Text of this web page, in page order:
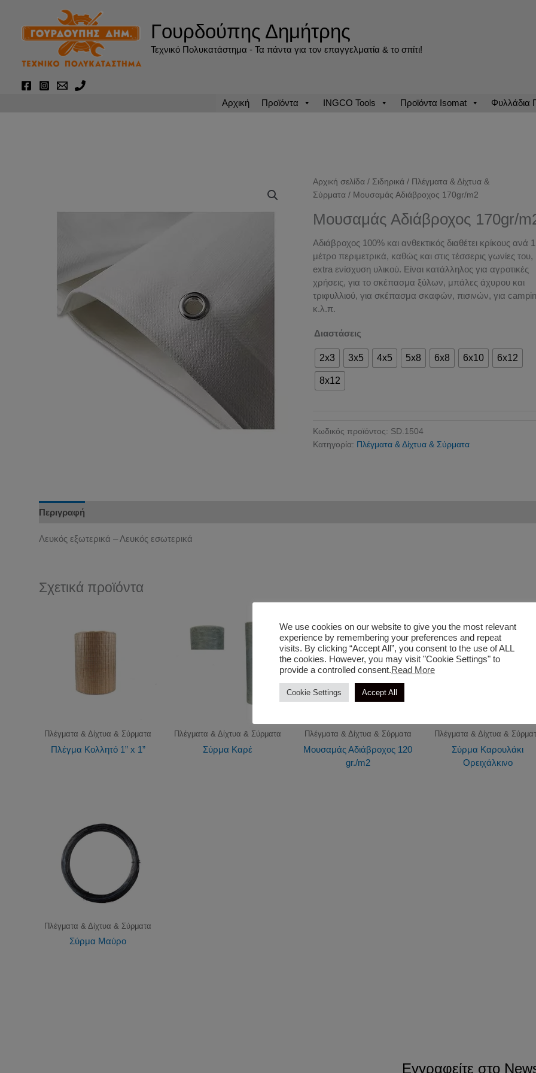
περιεχόμενο
Γουρδούπης Δημήτρης
Τεχνικό Πολυκατάστημα - Τα πάντα για τον επαγγελματία & το σπίτι!
Αρχική Προϊόντα INGCO Tools Προϊόντα Isomat Φυλλάδια
Αρχική σελίδα / Σιδηρικά / Πλέγματα & Δίχτυα &
Σύρματα / Μουσαμάς Αδιάβροχος 170gr/m2
Μουσαμάς Αδιάβροχος 170gr/
Αδιάβροχος 100% και ανθεκτικός διαθέτει κρίκους ανά 1
μέτρο περιμετρικά, καθώς και στις τέσσερις γωνίες του,
extra ενίσχυση υλικού. Είναι κατάλληλος για αγροτικές
χρήσεις, για το σκέπασμα ξύλων, μπάλες άχυρου και
τριφυλλιού, για σκέπασμα σκαφών, πισινών, για
κ.λ.π.
Διαστάσεις
2x3 3x5 4x5 5x8 6x8 6x10 6x12
8x12
Κωδικός προϊόντος: SD.1504
Κατηγορία: Πλέγματα & Δίχτυα & Σύρματα
Περιγραφή
Λευκός εξωτερικά – Λευκός εσωτερικά
Σχετικά προϊόντα
Πλέγματα & Δίχτυα & Σύρματα
Πλέγμα Κολλητό 1” x 1”
Πλέγματα & Δίχτυα & Σύρματα
Σύρμα Καρέ
Πλέγματα & Δίχτυα & Σύρματα
Μουσαμάς Αδιάβροχος 120
gr./m2
Πλέγματα & Δίχτυα &
Σύρμα Καρουλάκι
Ορειχάλκινο
Πλέγματα & Δίχτυα & Σύρματα
Σύρμα Μαύρο
Εγγραφείτε στο
We use cookies on our website to give you the most relevant
experience by remembering your preferences and repeat
visits. By clicking “Accept All”, you consent to the use of ALL
the cookies. However, you may visit "Cookie Settings" to
provide a controlled consent.Read More
Cookie Settings Accept All